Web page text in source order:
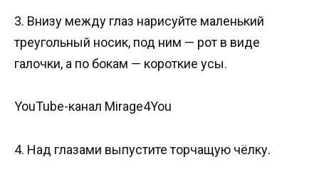
3. Внизу между глаз нарисуйте маленький
треугольный носик, под ним — рот в виде
галочки, а по бокам — короткие усы.
YouTube-канал Mirage4You
4. Над глазами выпустите торчащую чёлку.